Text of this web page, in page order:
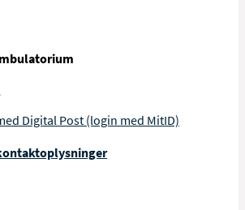
Digital Post (login med MitID)